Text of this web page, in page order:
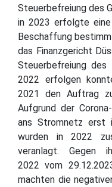
Steuerbefreiung des
in 2023 erfolgte
Beschaffung
das Finanzgericht
Steuerbefreiung des
2022 erfolgen
2021 den Auftrag
Aufgrund der
ans Stromnetz erst
wurden in 2022
veranlagt. Gegen
2022 vom
machten die